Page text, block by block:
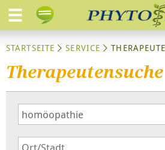
STARTSEITE SERVICE
Therapeutensuche